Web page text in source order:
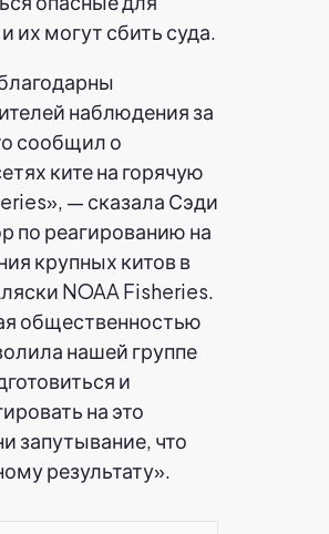
их могут сбить суда.
наблюдения за
сообщил о
ките на горячую
— сказала Сэди
по реагированию на
крупных китов в
NOAA Fisheries.
общественностью
нашей группе
и
на это
запутывание, что
результату».